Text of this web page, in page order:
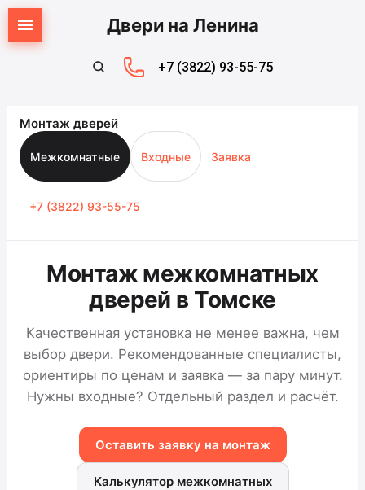
Двери на Ленина
+7 (3822) 93-55-75
Монтаж дверей
Межкомнатные Входные Заявка
+7 (3822) 93-55-75
Монтаж межкомнатных
дверей в Томске
Качественная установка не менее важна, чем
выбор двери. Рекомендованные специалисты,
ориентиры по ценам и заявка — за пару минут.
Нужны входные? Отдельный раздел и расчёт.
Оставить заявку на монтаж
Калькулятор межкомнатных